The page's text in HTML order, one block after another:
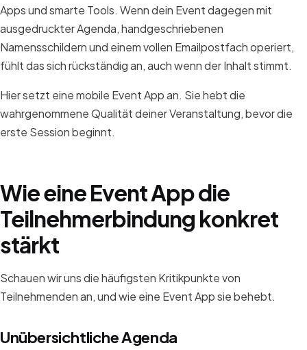
Apps und smarte Tools. Wenn dein Event dagegen mit
ausgedruckter Agenda, handgeschriebenen
Namensschildern und einem vollen Emailpostfach operiert,
fühlt das sich rückständig an, auch wenn der Inhalt stimmt.
Hier setzt eine mobile Event App an. Sie hebt die
wahrgenommene Qualität deiner Veranstaltung, bevor die
erste Session beginnt.
Wie eine Event App die
Teilnehmerbindung konkret
stärkt
Schauen wir uns die häufigsten Kritikpunkte von
Teilnehmenden an, und wie eine Event App sie behebt.
Unübersichtliche Agenda